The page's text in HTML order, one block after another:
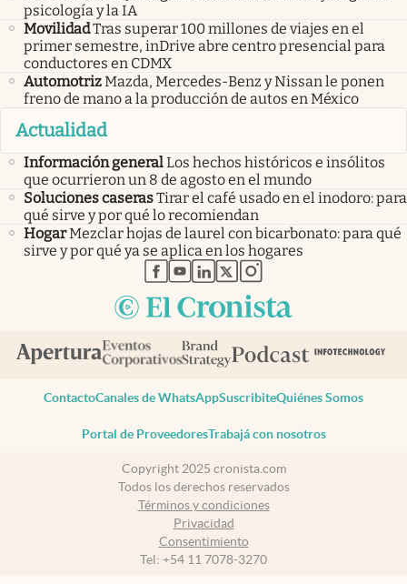
psicología y la IA
MovilidadTras superar 100 millones de viajes en el
primer semestre, inDrive abre centro presencial para
conductores en CDMX
AutomotrizMazda, Mercedes-Benz y Nissan le ponen
freno de mano a la producción de autos en México
Actualidad
Información generalLos hechos históricos e insólitos
que ocurrieron un 8 de agosto en el mundo
Soluciones caserasTirar el café usado en el inodoro: para
qué sirve y por qué lo recomiendan
HogarMezclar hojas de laurel con bicarbonato: para qué
sirve y por qué ya se aplica en los hogares
abre en nueva pestaña
abre en nueva pestaña
abre en nueva pestaña
abre en nueva pestaña
abre en nueva pestaña
ContactoCanales de WhatsAppSuscribiteQuiénes Somos
Portal de ProveedoresTrabajá con nosotros
Copyright 2025 cronista.com
Todos los derechos reservados
Términos y condiciones
Privacidad
Consentimiento
Tel: +54 11 7078-3270